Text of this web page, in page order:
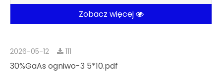
Zobacz więcej
2026-05-12 111
30%GaAs ogniwo-3 5*10.pdf